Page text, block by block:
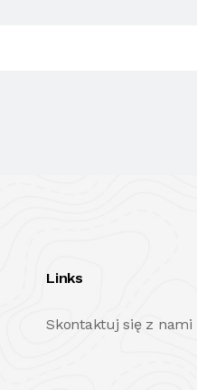
Links
Skontaktuj się z nami